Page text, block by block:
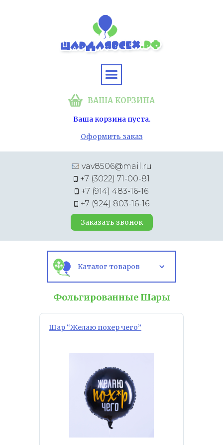
ВАША КОРЗИНА
Ваша корзина пуста.
Оформить заказ
vav8506@mail.ru
+7 (3022) 71-00-81
+7 (914) 483-16-16
+7 (924) 803-16-16
Заказать звонок
Каталог товаров
Фольгированные Шары
Шар “Желаю похер чего”